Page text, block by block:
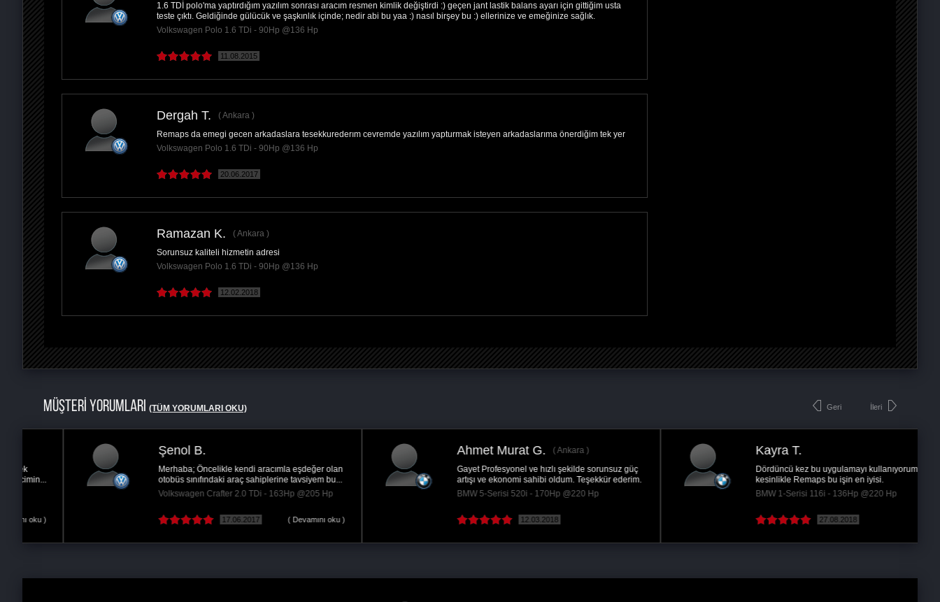
PAYLAŞ1.6 TDİ polo'ma yaptırdığım yazılım sonrası aracım resmen kimlik değiştirdi :) geçen jant lastik balans ayarı için gittiğim usta
teste çıktı. Geldiğinde gülücük ve şaşkınlık içinde; nedir abi bu yaa :) nasıl birşey bu :) ellerinize ve emeğinize sağlık.
Volkswagen Polo 1.6 TDi - 90Hp @136 Hp
11.08.2015
Dergah T.
Ankara
Remaps da emegi gecen arkadaslara tesekkurederım cevremde yazılım yapturmak isteyen arkadaslarıma önerdiğim tek yer
Volkswagen Polo 1.6 TDi - 90Hp @136 Hp
20.06.2017
Ramazan K.
Ankara
Sorunsuz kaliteli hizmetin adresi
Volkswagen Polo 1.6 TDi - 90Hp @136 Hp
12.02.2018
MÜŞTERİ YORUMLARI (TÜM YORUMLARI OKU) Geri
Şenol B.
Merhaba; Öncelikle kendi aracımla eşdeğer olan
otobüs sınıfındaki araç sahiplerine tavsiyem bu...
Volkswagen Crafter 2.0 TDi - 163Hp @205 Hp
17.06.2017 ( Devamını oku )
Ahmet Murat G.
Ankara
Gayet Profesyonel ve hızlı şekilde sorunsuz güç
artışı ve ekonomi sahibi oldum. Teşekkür ederim.
BMW 5-Serisi 520i - 170Hp @220 Hp
12.03.2018
Kayra T.
Dördüncü kez bu uygulamayı kullanıyorum,
kesinlikle Remaps bu işin en iyisi.
BMW 1-Serisi 116i - 136Hp @220 Hp
27.08.2018
İleri